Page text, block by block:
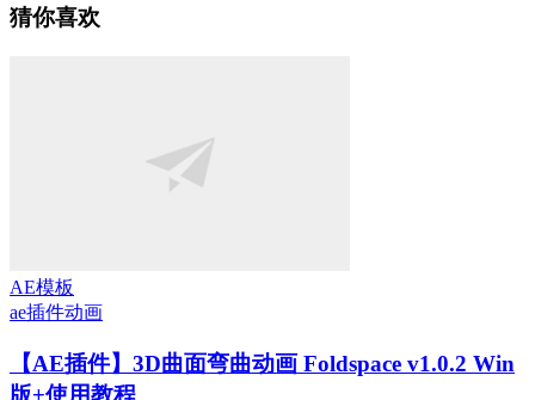
猜你喜欢
AE模板
ae插件动画
【AE插件】3D曲面弯曲动画 Foldspace v1.0.2 Win
版+使用教程